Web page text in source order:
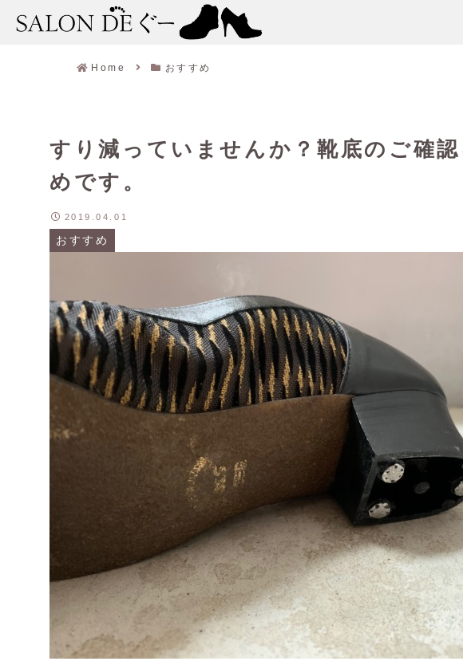
Home おすすめ
すり減っていませんか？靴底のご確
めです。
おすすめ
2019.04.01